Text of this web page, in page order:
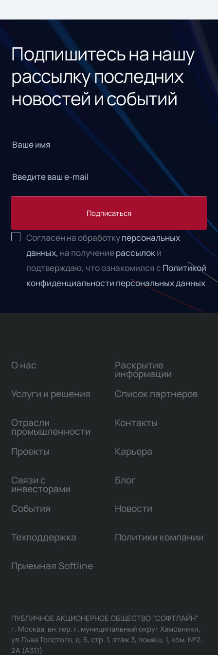
Подпишитесь на нашу
рассылку последних
новостей и событий
Подписаться
Согласен на обработкуперсональных
данных, на получениерассылоки
подтверждаю, что ознакомился с Политикой
конфиденциальности персональных данных
О нас
Услуги и решения
Отрасли
промышленности
Проекты
Связи с
инвесторами
Раскрытие
информации
Список партнеров
Контакты
Карьера
Блог
События Новости
Техподдержка Политики компании
Приемная Softline
ПУБЛИЧНОЕ АКЦИОНЕРНОЕ ОБЩЕСТВО "СОФТЛАЙН"
г. Москва, вн.тер. г. муниципальный округ Хамовники,
ул Льва Толстого, д. 5, стр. 1, этаж 3, помещ. 1, ком. №2,
2А (А311)